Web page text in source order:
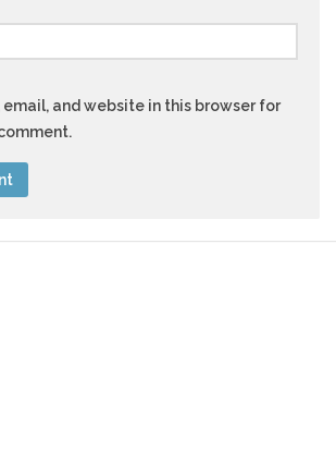
email, and website in this browser for